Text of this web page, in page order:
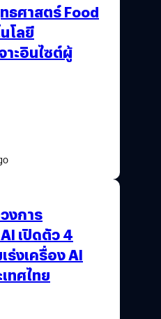
ทธศาสตร์ Food
โลยี
าะอินไซต์ผู้
งการ
เปิดตัว 4
ร่งเครื่อง AI
ทศไทย